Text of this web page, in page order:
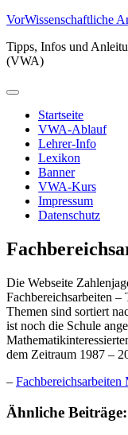
Zum
springen
VorWissenschaftliche
Tipps, Infos und
(VWA)
Primäres
Startseite
VWA-Ablauf
Lehrer-Info
Lexikon
Banner
VWA-Kurs
Impressum
Datenschutz
Die Webseite
Fachbereichsarbeiten
Themen sind sortiert
ist noch die Schule
dem Zeitraum 1987 –
–
Ähnliche Beiträge: